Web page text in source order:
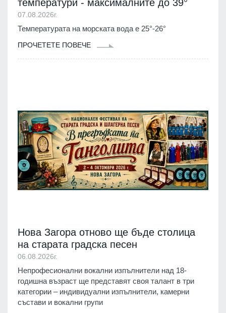
температури - максималните до 39°
07.08.2026г.
Температурата на морската вода е 25°-26°
ПРОЧЕТЕТЕ ПОВЕЧЕ
Нова Загора отново ще бъде столица
на старата градска песен
06.08.2026г.
Непрофесионални вокални изпълнители над 18-
годишна възраст ще представят своя талант в три
категории – индивидуални изпълнители, камерни
състави и вокални групи